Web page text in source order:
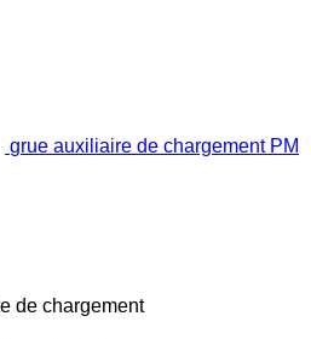
grue auxiliaire de chargement PM
de chargement